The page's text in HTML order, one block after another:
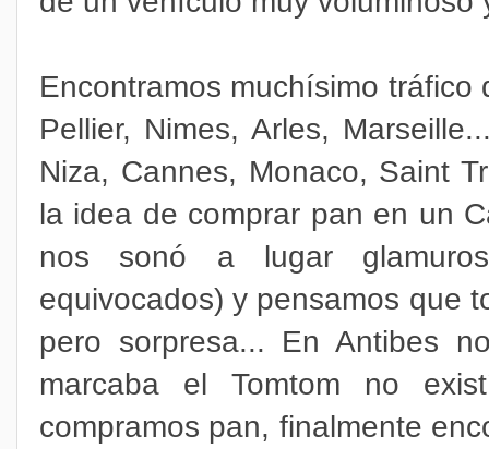
Encontramos muchísimo
Pellier, Nimes, Arles,
Niza, Cannes, Monaco, Saint
la idea de comprar pan en un
nos sonó a lugar
equivocados) y pensamos que
pero sorpresa... En Antibes
marcaba el Tomtom no
compramos pan, finalmente